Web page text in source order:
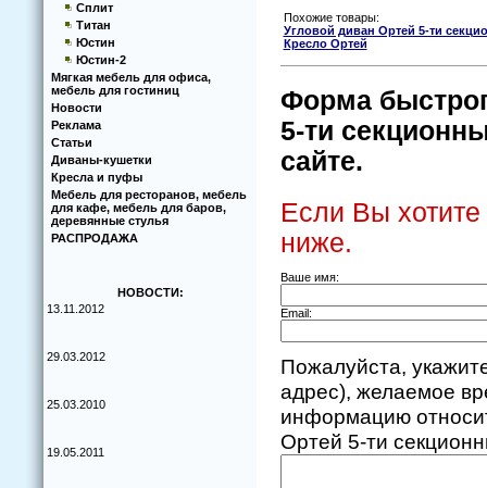
Сплит
Титан
Юстин
Юстин-2
Мягкая мебель для офиса,
мебель для гостиниц
Новости
Реклама
Статьи
Диваны-кушетки
Кресла и пуфы
Мебель для ресторанов, мебель
для кафе, мебель для баров,
деревянные стулья
РАСПРОДАЖА
НОВОСТИ:
13.11.2012
29.03.2012
25.03.2010
19.05.2011
Похожие товары:
Угловой диван Ортей 5-ти
Кресло Ортей
Форма
5-ти
сайте.
Если Вы хотите
ниже.
Ваше имя:
Email:
Пожалуйста,
адрес), желаемое
информацию
Ортей 5-ти